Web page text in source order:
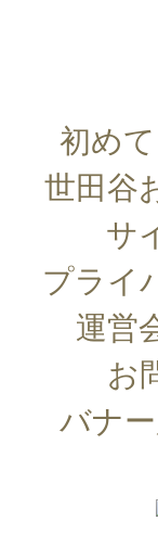
初め
世田谷
サ
プライ
運営
お
バナ